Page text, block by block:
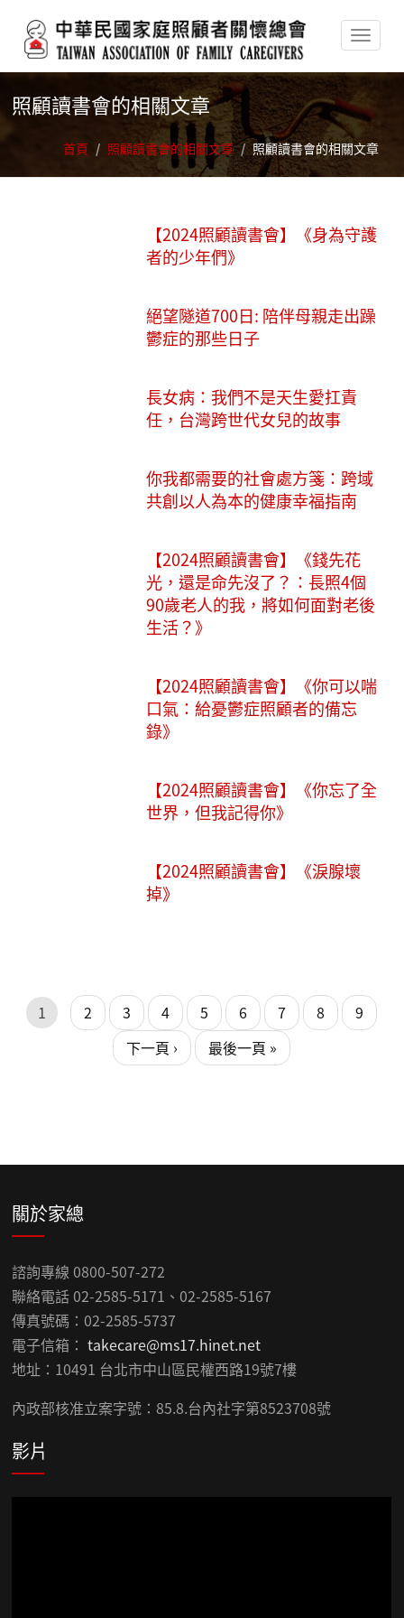
照顧讀書會的相關文章
首頁 / 照顧讀書會的相關文章 / 照顧讀書會的相關文章
【2024照顧讀書會】《身為守護
者的少年們》
絕望隧道700日: 陪伴母親走出躁
鬱症的那些日子
長女病：我們不是天生愛扛責
任，台灣跨世代女兒的故事
你我都需要的社會處方箋：跨域
共創以人為本的健康幸福指南
【2024照顧讀書會】《錢先花
光，還是命先沒了？：長照4個
90歲老人的我，將如何面對老後
生活？》
【2024照顧讀書會】《你可以喘
口氣：給憂鬱症照顧者的備忘
錄》
【2024照顧讀書會】《你忘了全
世界，但我記得你》
【2024照顧讀書會】《淚腺壞
掉》
頁面
1 2 3 4 5 6 7 8
9
下一頁 ›
最後一頁 »
關於家總
諮詢專線 0800-507-272
聯絡電話 02-2585-5171、02-2585-5167
傳真號碼：02-2585-5737
電子信箱：takecare@ms17.hinet.net
地址：10491 台北市中山區民權西路19號7樓
內政部核准立案字號：85.8.台內社字第8523708號
影片